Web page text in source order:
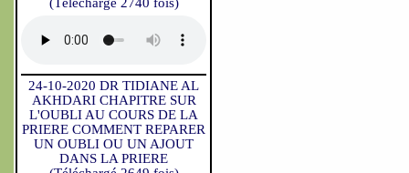
24-10-2020 DR TIDIANE AL
AKHDARI CHAPITRE SUR
L'OUBLI AU COURS DE LA
PRIERE COMMENT REPARER
UN OUBLI OU UN AJOUT
DANS LA PRIERE